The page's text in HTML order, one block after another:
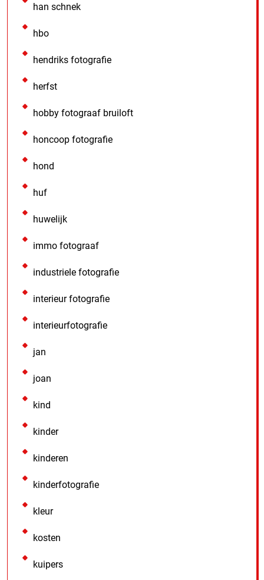
han schnek
hbo
hendriks fotografie
herfst
hobby fotograaf bruiloft
honcoop fotografie
hond
huf
huwelijk
immo fotograaf
industriele fotografie
interieur fotografie
interieurfotografie
jan
joan
kind
kinder
kinderen
kinderfotografie
kleur
kosten
kuipers